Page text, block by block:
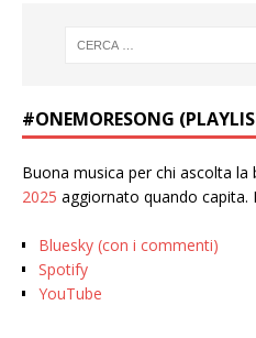
#ONEMORESONG
Buona musica per chi ascolta la
2025 aggiornato quando capita.
Bluesky (con i commenti)
Spotify
YouTube